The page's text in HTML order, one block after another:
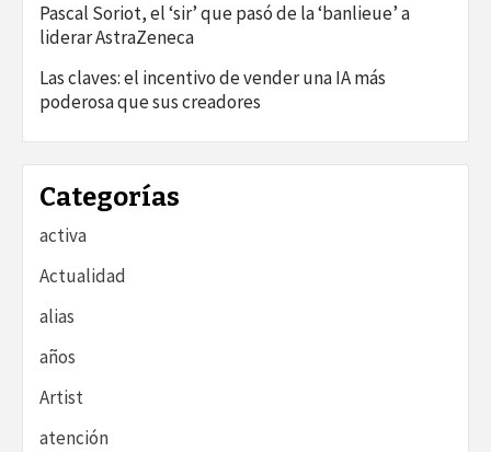
Pascal Soriot, el ‘sir’ que pasó de la ‘banlieue’ a
liderar AstraZeneca
Las claves: el incentivo de vender una IA más
poderosa que sus creadores
Categorías
activa
Actualidad
alias
años
Artist
atención